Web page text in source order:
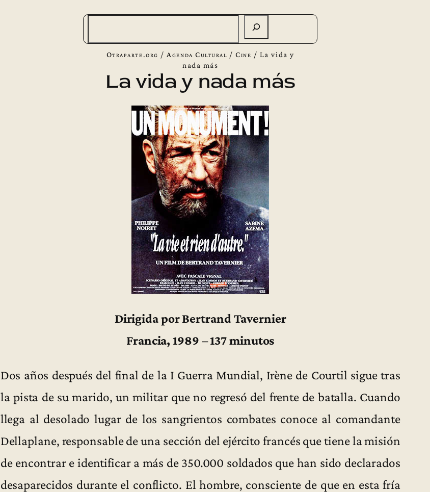
Otraparte.org / Agenda Cultural /Cine / La vida y
nada más
La vida y nada más
Dirigida por Bertrand Tavernier
Francia, 1989 – 137 minutos
Dos años después del final de la I Guerra Mundial, Irène de Courtil sigue tras
la pista de su marido, un militar que no regresó del frente de batalla. Cuando
llega al desolado lugar de los sangrientos combates conoce al comandante
Dellaplane, responsable de una sección del ejército francés que tiene la misión
de encontrar e identificar a más de 350.000 soldados que han sido declarados
desaparecidos durante el conflicto. El hombre, consciente de que en esta fría